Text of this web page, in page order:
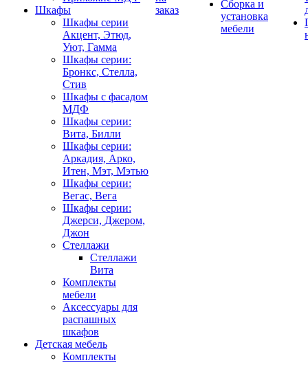
Шкафы
Шкафы серии
Акцент, Этюд,
Уют, Гамма
Шкафы серии:
Бронкс, Стелла,
Стив
Шкафы с фасадом
МДФ
Шкафы серии:
Вита, Билли
Шкафы серии:
Аркадия, Арко,
Итен, Мэт, Мэтью
Шкафы серии:
Вегас, Вега
Шкафы серии:
Джерси, Джером,
Джон
Стеллажи
Стеллажи
Вита
Комплекты
мебели
Аксессуары для
распашных
шкафов
Детская мебель
Комплекты
заказ
Сборка и
установка
мебели